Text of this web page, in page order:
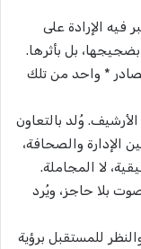
فيه الإرادة على
بل بأثرها.
* واحد من تلك
وُلد بالتعاون
والصحافة،
لا المجاملة.
بلا حاجز، ويُرد
للمستقبل برؤية